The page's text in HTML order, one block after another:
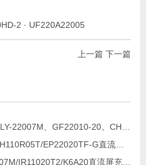
2 · UF220A22005
上一篇 下一篇